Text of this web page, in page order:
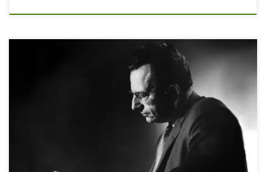
Мы привыкли думать, что угрозы приходят «сверху»:
режимами, кризисами, войнами. Эрих Фромм в 1964
году утверждал обратное: самый опасный механизм
эпохи изобилия запускается внутри — через
пассивность, привычку заполнять пустоту
потреблением и потерю вопросов о смысле. Изобилие
даёт комфорт, но незаметно производит нового
человека — и именно его Фромм считает […]